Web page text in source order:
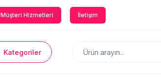
Müşteri Hizmetleri İletişim
Kategoriler